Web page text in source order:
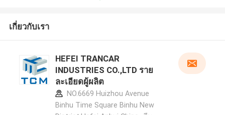
เกี่ยวกับเรา
HEFEI TRANCAR
INDUSTRIES CO.,LTD ราย
ละเอียดผู้ผลิต
NO.6669 Huizhou Avenue
Binhu Time Square Binhu New